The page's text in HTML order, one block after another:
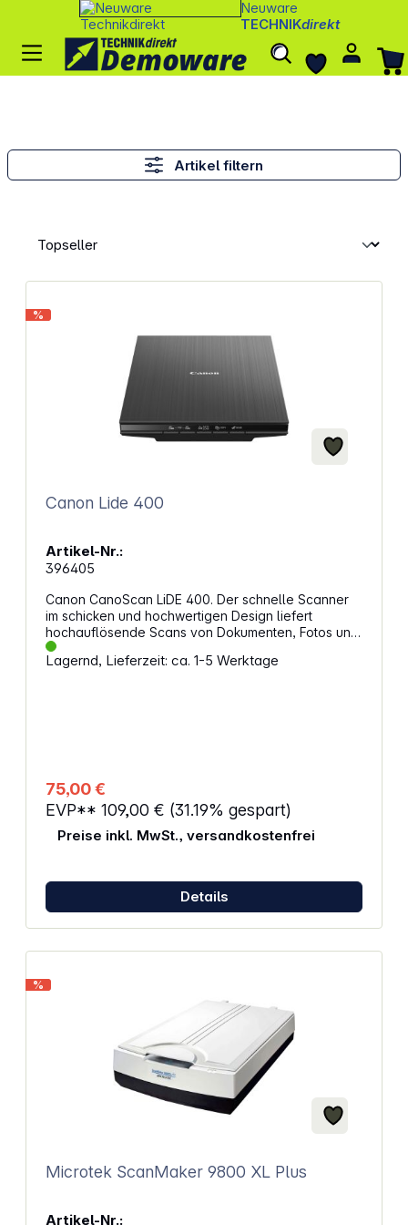
Neuware
TECHNIKdirekt
Artikel filtern
%
Canon Lide 400
Artikel-Nr.:
396405
Canon CanoScan LiDE 400. Der schnelle Scanner
im schicken und hochwertigen Design liefert
hochauflösende Scans von Dokumenten, Fotos und
Büchern. Erstklassiger Scanner mit hoher
Geschwindigkeit und Qualität im schicken DesignEin
USB Typ-C-Kabel sind ideal für den Einsatz
Zuhause oder im Büro. Beeindruckend schnell und
scharf: Ein hochauflösender Scan in 4.800 x 4.800
dpi von einem Foto oder Dokument ist in nur ca. 8
Sekunden erstellt - das ist der Canon LiDE
Der Halter für senkrechte Aufstellung und
Bedienung spart wertvollen Platz auf dem
Schreibtisch. Das schicke Design des kompakten
Scanners fügt sich in jede Heim- oder
Auch umfangreiche Dokumente mit einer Dicke von
bis zu 21 mm lassen sich dank des Z-Scharniers
Auto Photo Fix EZ Buttons: 5x Scan-Buttons (2x PDF,
Autoscan, Copy, Send) Scan to Cloud
Stromversorgung über USB Typ-C Upright
Scanning: Halter für senkrechte Aufstellung und
Bedienung Z-Scharnier
Lagernd, Lieferzeit: ca. 1-5 Werktage
75,00 €
EVP** 109,00 € (31.19% gespart)
Preise inkl. MwSt., versandkostenfrei
Details
%
Microtek ScanMaker 9800 XL Plus
Artikel-Nr.: